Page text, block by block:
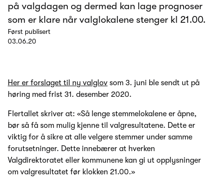
på valgdagen og dermed kan lage prognoser
som er klare når valglokalene stenger kl 21.00.
Først publisert
03.06.20
Her er forslaget til ny valglov som 3. juni ble sendt ut på
høring med frist 31. desember 2020.
Flertallet skriver at: «Så lenge stemmelokalene er åpne,
bør så få som mulig kjenne til valgresultatene. Dette er
viktig for å sikre at alle velgere stemmer under samme
forutsetninger. Dette innebærer at hverken
Valgdirektoratet eller kommunene kan gi ut opplysninger
om valgresultatet før klokken 21.00.»